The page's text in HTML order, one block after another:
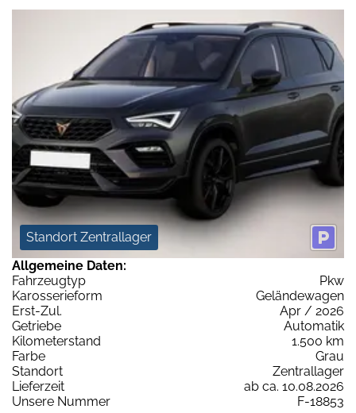
Standort Zentrallager
Allgemeine Daten:
Fahrzeugtyp
Pkw
Karosserieform
Geländewagen
Erst-Zul.
Apr / 2026
Getriebe
Automatik
Kilometerstand
1.500 km
Farbe
Grau
Standort
Zentrallager
Lieferzeit
ab ca. 10.08.2026
Unsere Nummer
F-18853